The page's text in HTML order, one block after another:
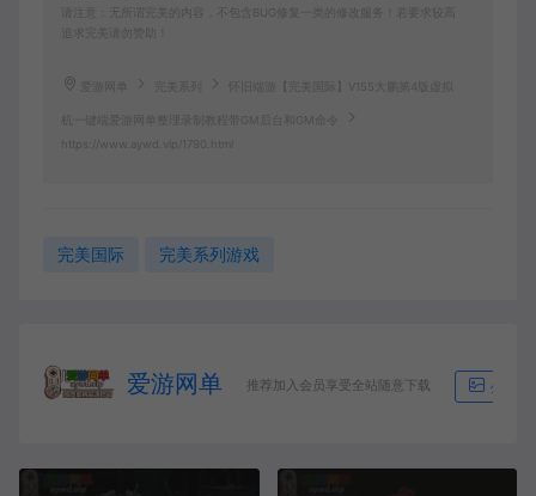
请注意：无所谓完美的内容，不包含BUG修复一类的修改服务！若要求较高
追求完美请勿赞助！
爱游网单 完美系列 怀旧端游【完美国际】V155大鹏第4版虚拟
机一键端爱游网单整理录制教程带GM后台和GM命令
https://www.aywd.vip/1790.html
完美国际 完美系列游戏
爱游网单 推荐加入会员享受全站随意下载 生成海